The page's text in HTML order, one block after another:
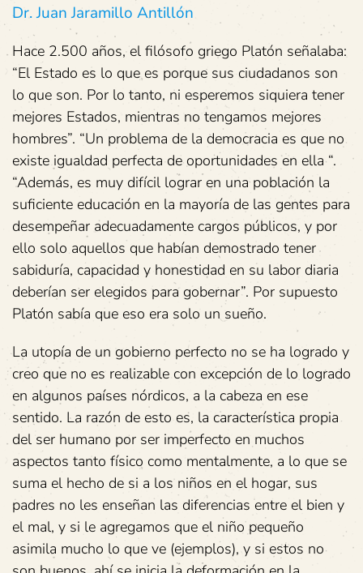
Dr. Juan Jaramillo Antillón
Hace 2.500 años, el filósofo griego Platón señalaba:
“El Estado es lo que es porque sus ciudadanos son
lo que son. Por lo tanto, ni esperemos siquiera tener
mejores Estados, mientras no tengamos mejores
hombres”. “Un problema de la democracia es que no
existe igualdad perfecta de oportunidades en ella “.
“Además, es muy difícil lograr en una población la
suficiente educación en la mayoría de las gentes para
desempeñar adecuadamente cargos públicos, y por
ello solo aquellos que habían demostrado tener
sabiduría, capacidad y honestidad en su labor diaria
deberían ser elegidos para gobernar”. Por supuesto
Platón sabía que eso era solo un sueño.
La utopía de un gobierno perfecto no se ha logrado y
creo que no es realizable con excepción de lo logrado
en algunos países nórdicos, a la cabeza en ese
sentido. La razón de esto es, la característica propia
del ser humano por ser imperfecto en muchos
aspectos tanto físico como mentalmente, a lo que se
suma el hecho de si a los niños en el hogar, sus
padres no les enseñan las diferencias entre el bien y
el mal, y si le agregamos que el niño pequeño
asimila mucho lo que ve (ejemplos), y si estos no